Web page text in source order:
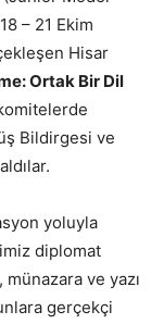
– 21 Ekim
Hisar
Ortak Bir Dil
Bildirgesi ve
yoluyla
diplomat
ve yazı
gerçekçi